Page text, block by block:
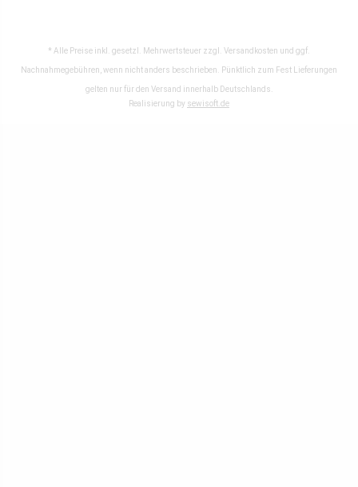
* Alle Preise inkl. gesetzl. Mehrwertsteuer zzgl. Versandkosten und ggf.
Nachnahmegebühren, wenn nicht anders beschrieben. Pünktlich zum Fest Lieferungen
gelten nur für den Versand innerhalb Deutschlands.
Realisierung by sewisoft.de